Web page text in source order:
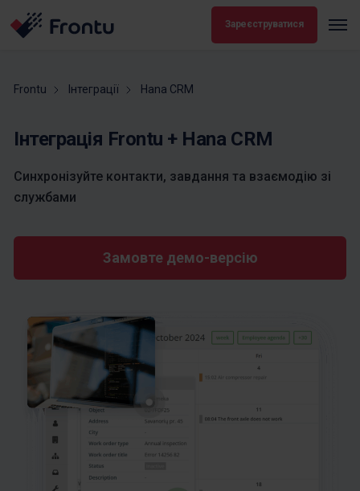
Зареєструватися
Frontu Інтеграції Hana CRM
Інтеграція Frontu + Hana CRM
Синхронізуйте контакти, завдання та взаємодію зі
службами
Замовте демо-версію